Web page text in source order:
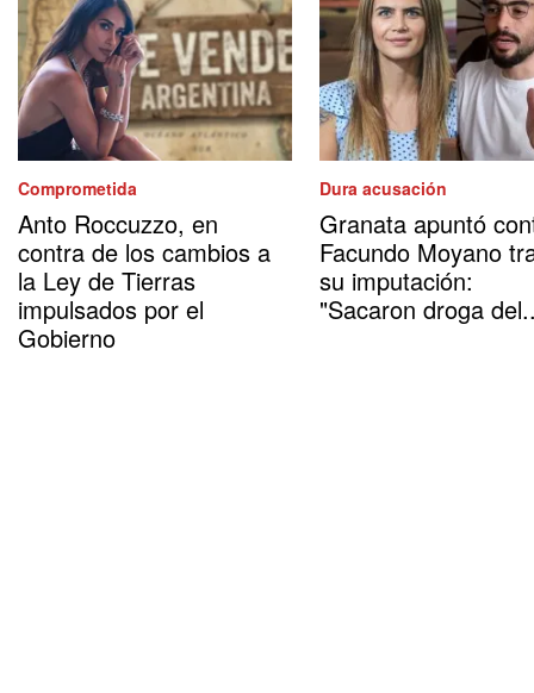
Comprometida
Anto Roccuzzo, en
contra de los cambios a
la Ley de Tierras
impulsados por el
Gobierno
Dura acusación
Granata apuntó
Facundo Moyano
su imputación:
"Sacaron droga